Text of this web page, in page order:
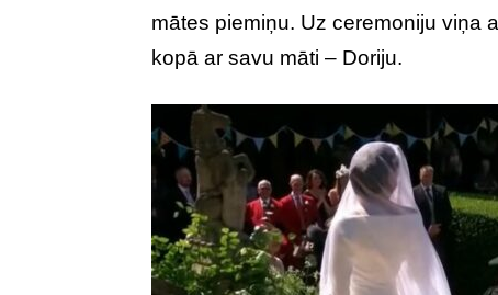
mātes piemiņu. Uz ceremoniju viņa
kopā ar savu māti – Doriju.